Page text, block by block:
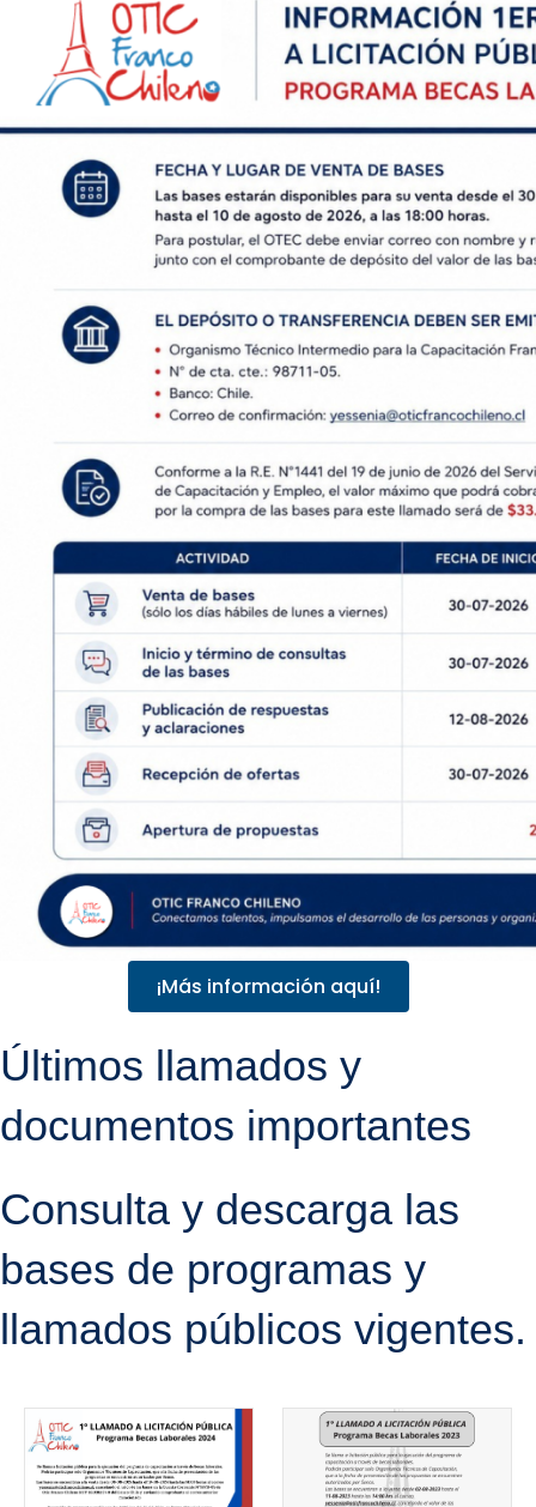
¡Más información aquí!
Últimos llamados y
documentos importantes
Consulta y descarga las
bases de programas y
llamados públicos vigentes.